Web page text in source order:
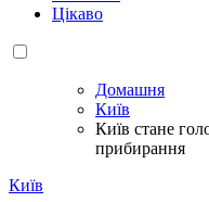
Цікаво
Домашня
Київ
Київ стане
прибирання
Київ